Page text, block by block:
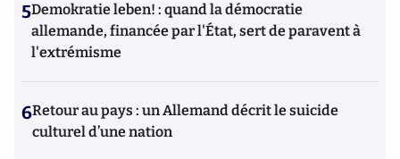
5Demokratie leben! : quand la démocratie
allemande, financée par l'État, sert de paravent à
l'extrémisme
6Retour au pays : un Allemand décrit le suicide
culturel d’une nation